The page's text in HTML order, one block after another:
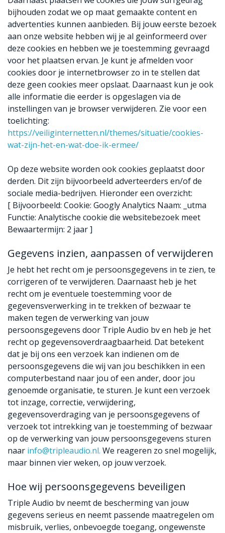
bijhouden zodat we op maat gemaakte content en
advertenties kunnen aanbieden. Bij jouw eerste bezoek
aan onze website hebben wij je al geïnformeerd over
deze cookies en hebben we je toestemming gevraagd
voor het plaatsen ervan. Je kunt je afmelden voor
cookies door je internetbrowser zo in te stellen dat
deze geen cookies meer opslaat. Daarnaast kun je ook
alle informatie die eerder is opgeslagen via de
instellingen van je browser verwijderen. Zie voor een
toelichting:
https://veiliginternetten.nl/themes/situatie/cookies-
wat-zijn-het-en-wat-doe-ik-ermee/
Op deze website worden ook cookies geplaatst door
derden. Dit zijn bijvoorbeeld adverteerders en/of de
sociale media-bedrijven. Hieronder een overzicht:
[ Bijvoorbeeld: Cookie: Googly Analytics Naam: _utma
Functie: Analytische cookie die websitebezoek meet
Bewaartermijn: 2 jaar ]
Gegevens inzien, aanpassen of verwijderen
Je hebt het recht om je persoonsgegevens in te zien, te
corrigeren of te verwijderen. Daarnaast heb je het
recht om je eventuele toestemming voor de
gegevensverwerking in te trekken of bezwaar te
maken tegen de verwerking van jouw
persoonsgegevens door Triple Audio bv en heb je het
recht op gegevensoverdraagbaarheid. Dat betekent
dat je bij ons een verzoek kan indienen om de
persoonsgegevens die wij van jou beschikken in een
computerbestand naar jou of een ander, door jou
genoemde organisatie, te sturen. Je kunt een verzoek
tot inzage, correctie, verwijdering,
gegevensoverdraging van je persoonsgegevens of
verzoek tot intrekking van je toestemming of bezwaar
op de verwerking van jouw persoonsgegevens sturen
naar info@tripleaudio.nl. We reageren zo snel mogelijk,
maar binnen vier weken, op jouw verzoek.
Hoe wij persoonsgegevens beveiligen
Triple Audio bv neemt de bescherming van jouw
gegevens serieus en neemt passende maatregelen om
misbruik, verlies, onbevoegde toegang, ongewenste